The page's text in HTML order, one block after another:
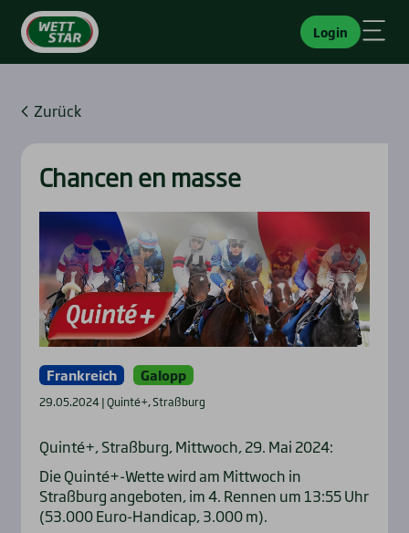
Login
Zurück
Chan­cen en mas­se
Frankreich Galopp
29.05.2024 | Quinté+, Straßburg
Quinté+, Straßburg, Mittwoch, 29. Mai 2024:
Die Quinté+-Wette wird am Mittwoch in
Straßburg angeboten, im 4. Rennen um 13:55 Uhr
(53.000 Euro-Handicap, 3.000 m).